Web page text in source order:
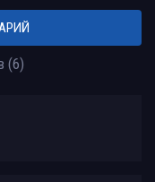
(6)